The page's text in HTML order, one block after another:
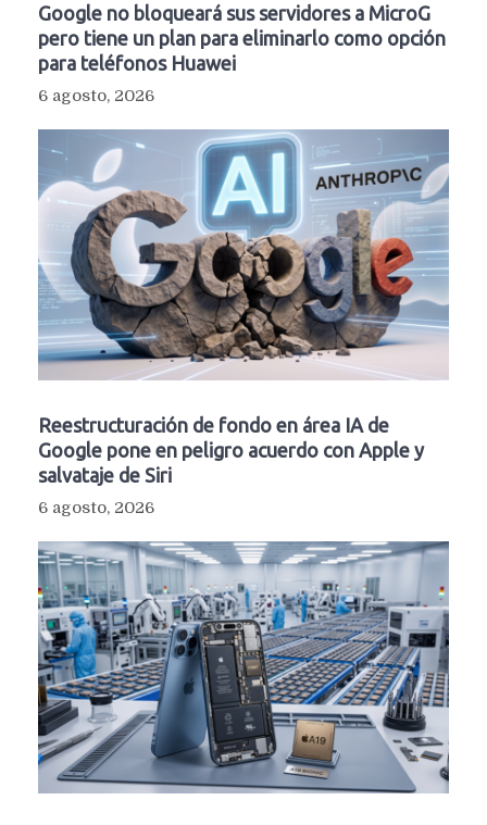
Google no bloqueará sus servidores a MicroG
pero tiene un plan para eliminarlo como opción
para teléfonos Huawei
6 agosto, 2026
Reestructuración de fondo en área IA de
Google pone en peligro acuerdo con Apple y
salvataje de Siri
6 agosto, 2026